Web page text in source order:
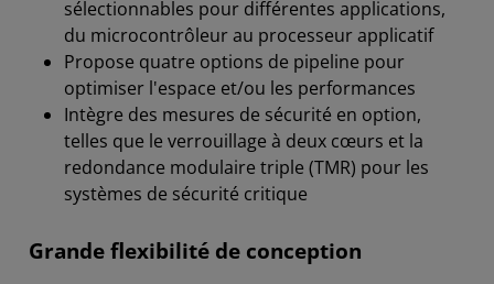
sélectionnables pour différentes applications,
du microcontrôleur au processeur applicatif
Propose quatre options de pipeline pour
optimiser l'espace et/ou les performances
Intègre des mesures de sécurité en option,
telles que le verrouillage à deux cœurs et la
redondance modulaire triple (TMR) pour les
systèmes de sécurité critique
Grande flexibilité de conception